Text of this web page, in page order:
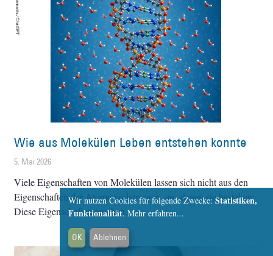
Wie aus Molekülen Leben entstehen konnte
5. Mai 2026
Viele Eigenschaften von Molekülen lassen sich nicht aus den
Eigenschaften der Atome vorhersagen, aus denen sie bestehen:
Diese Eigenschaften tauchen
Wir nutzen Cookies für folgende Zwecke: Statistiken,
Funktionalität. Mehr erfahren...
OK Ablehnen